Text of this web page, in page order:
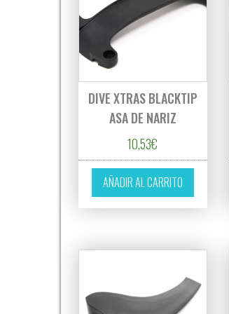
DIVE XTRAS BLACKTIP
ASA DE NARIZ
10,53€
AÑADIR AL CARRITO